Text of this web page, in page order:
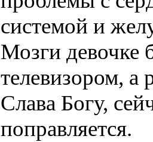
системой и
Мозги девочке
телевизором, а
Слава Богу,
поправляется.